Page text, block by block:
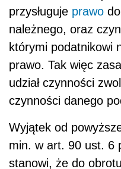
przysługuje prawo
należnego, oraz
którymi podatnikowi
prawo. Tak więc
udział czynności
czynności danego
Wyjątek od
min. w art. 90 ust. 6
stanowi, że do